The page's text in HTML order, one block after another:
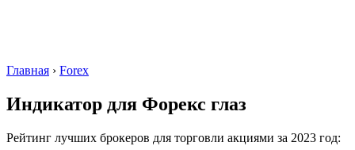
Главная › Forex
Индикатор для Форекс глаз
Рейтинг лучших брокеров для торговли акциями за 2023 год: